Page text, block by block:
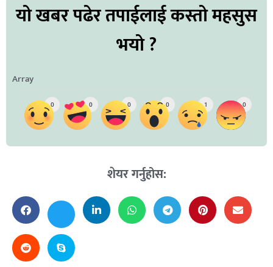
यो खबर पढेर तपाईलाई कस्तो महसुस
भयो ?
Array
0 0 0 0 1 0
शेयर गर्नुहोस: